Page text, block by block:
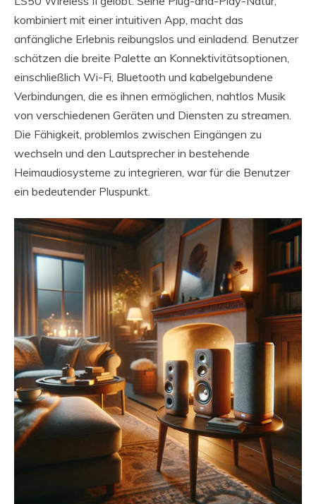
kombiniert mit einer intuitiven App, macht das
anfängliche Erlebnis reibungslos und einladend. Benutzer
schätzen die breite Palette an Konnektivitätsoptionen,
einschließlich Wi-Fi, Bluetooth und kabelgebundene
Verbindungen, die es ihnen ermöglichen, nahtlos Musik
von verschiedenen Geräten und Diensten zu streamen.
Die Fähigkeit, problemlos zwischen Eingängen zu
wechseln und den Lautsprecher in bestehende
Heimaudiosysteme zu integrieren, war für die Benutzer
ein bedeutender Pluspunkt.